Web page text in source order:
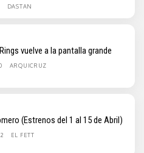
DASTAN
vuelve a la pantalla grande
ARQUICRUZ
(Estrenos del 1 al 15 de Abril)
2 EL FETT